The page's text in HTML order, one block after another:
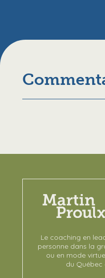
Le coaching en
personne dans la
ou en mode
du Québec